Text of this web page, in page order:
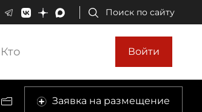
Поиск по сайту
Войти
Заявка на размещение